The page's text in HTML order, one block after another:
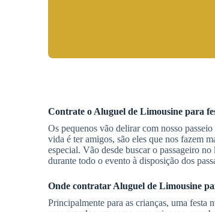
Contrate o Aluguel de Limousine para
Os pequenos vão delirar com nosso
vida é ter amigos, são eles que nos fazem
especial. Vão desde buscar o passageiro
durante todo o evento à disposição dos
Onde contratar Aluguel de Limousine
Principalmente para as crianças, uma festa